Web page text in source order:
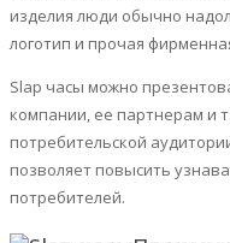
изделия люди обычно
логотип и прочая
Slap часы можно
компании, ее партнерам и
потребительской
позволяет повысить
потребителей.